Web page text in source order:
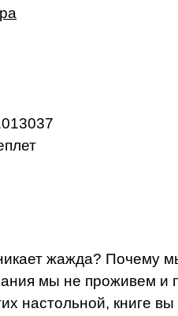
жажда? Почему
мы не проживем и
настольной, книге вы